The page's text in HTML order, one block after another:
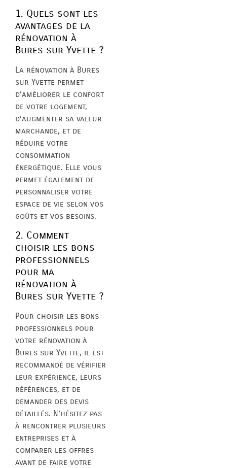
1. Quels sont les
avantages de la
rénovation à
Bures sur Yvette ?
La rénovation à Bures
sur Yvette permet
d’améliorer le confort
de votre logement,
d’augmenter sa valeur
marchande, et de
réduire votre
consommation
énergétique. Elle vous
permet également de
personnaliser votre
espace de vie selon vos
goûts et vos besoins.
2. Comment
choisir les bons
professionnels
pour ma
rénovation à
Bures sur Yvette ?
Pour choisir les bons
professionnels pour
votre rénovation à
Bures sur Yvette, il est
recommandé de vérifier
leur expérience, leurs
références, et de
demander des devis
détaillés. N’hésitez pas
à rencontrer plusieurs
entreprises et à
comparer les offres
avant de faire votre